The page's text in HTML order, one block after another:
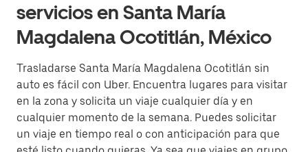
servicios en Santa María
Magdalena Ocotitlán, México
Trasladarse Santa María Magdalena Ocotitlán sin
auto es fácil con Uber. Encuentra lugares para visitar
en la zona y solicita un viaje cualquier día y en
cualquier momento de la semana. Puedes solicitar
un viaje en tiempo real o con anticipación para que